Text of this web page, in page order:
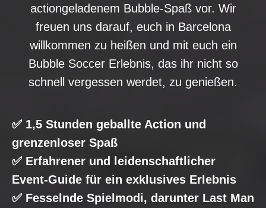
actiongeladenem Bubble-Spaß vor. Wir
freuen uns darauf, euch in Barcelona
willkommen zu heißen und mit euch ein
Bubble Soccer Erlebnis, das ihr nicht so
schnell vergessen werdet, zu genießen.
✅ 1,5 Stunden geballte Action und
grenzenloser Spaß
✅ Erfahrener und leidenschaftlicher
Event-Guide für ein exklusives Erlebnis
✅ Fesselnde Spielmodi, darunter Last Man